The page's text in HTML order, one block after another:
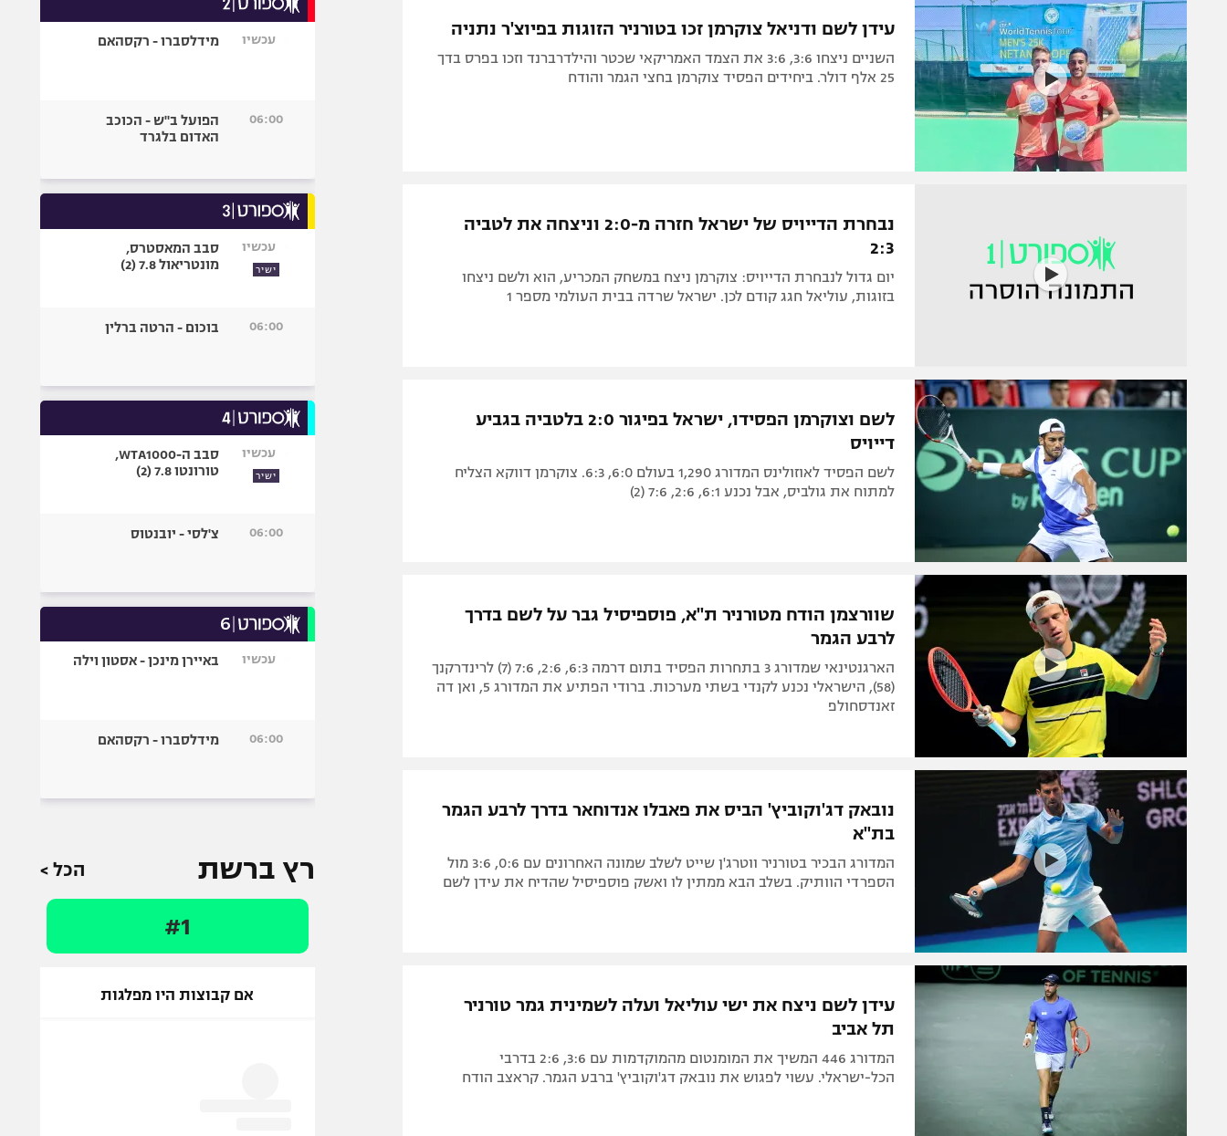
תקנון משתתפים וזוכים בפרסים
תקנון עבור פעילות אלקטרה
תקנון עבור פעילות ספורט 1 – "מרלן"
טניס
גיימינג E-Sports
תקנון פעילות ספורט 1
רשיון להקרנה פומבית לבית עסק
תגיות
המגזין
הפועל באר שבע
ליגות נוספות
ספורט מוטורי
בייסבול MLB
גיימינג E-Sports
עידן לשם ודניאל צוקרמן זכו בטורניר הזוגות בפיוצ'ר נתניה
השניים ניצחו 3:6, 3:6 את הצמד האמריקאי שכטר והילדרברנד וזכו בפרס בדך
25 אלף דולר. ביחידים הפסיד צוקרמן בחצי הגמר והודח
נבחרת הדייויס של ישראל חזרה מ-2:0 וניצחה את לטביה
2:3
יום גדול לנבחרת הדייויס: צוקרמן ניצח במשחק המכריע, הוא ולשם ניצחו
בזוגות, עוליאל חגג קודם לכן. ישראל שרדה בבית העולמי מספר 1
לשם וצוקרמן הפסידו, ישראל בפיגור 2:0 בלטביה בגביע
דייויס
לשם הפסיד לאוזולינס המדורג 1,290 בעולם 6:0, 6:3. צוקרמן דווקא הצליח
למתוח את גולביס, אבל נכנע 6:1, 2:6, 7:6 (2)
שוורצמן הודח מטורניר ת"א, פוספיסיל גבר על לשם בדרך
לרבע הגמר
הארגנטינאי שמדורג 3 בתחרות הפסיד בתום דרמה 6:3, 2:6, 7:6 (7) לרינדרקנך
(58), הישראלי נכנע לקנדי בשתי מערכות. ברודי הפתיע את המדורג 5, ואן דה
זאנדסחולפ
נובאק דג'וקוביץ' הביס את פאבלו אנדוחאר בדרך לרבע הגמר
בת"א
המדורג הבכיר בטורניר ווטרג'ן שייט לשלב שמונה האחרונים עם 0:6, 3:6 מול
הספרדי הוותיק. בשלב הבא ממתין לו ואשק פוספיסיל שהדיח את עידן לשם
עידן לשם ניצח את ישי עוליאל ועלה לשמינית גמר טורניר
תל אביב
המדורג 446 המשיך את המומנטום מהמוקדמות עם 3:6, 2:6 בדרבי
הכל-ישראלי. עשוי לפגוש את נובאק דג'וקוביץ' ברבע הגמר. קראצב הודח
עכשיו מידלסברו - רקסהאם
06:00
הפועל ב"ש - הכוכב
האדום בלגרד
עכשיו
ישיר
סבב המאסטרס,
מונטריאול 7.8 (2)
06:00 בוכום - הרטה ברלין
עכשיו
ישיר
סבב ה-WTA1000,
טורונטו 7.8 (2)
06:00 צ'לסי - יובנטוס
עכשיו באיירן מינכן - אסטון וילה
06:00 מידלסברו - רקסהאם
רץ ברשת הכל >
#1
אם קבוצות היו מפלגות